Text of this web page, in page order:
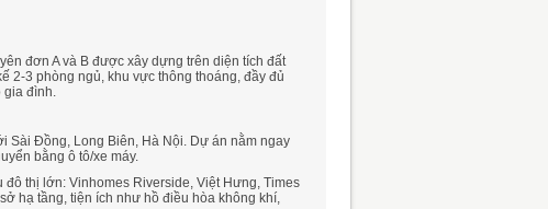
đơn A và B được xây dựng trên diện tích đất
2-3 phòng ngủ, khu vực thông thoáng, đầy đủ
gia đình.
Sài Đồng, Long Biên, Hà Nội. Dự án nằm ngay
bằng ô tô/xe máy.
thị lớn: Vinhomes Riverside, Việt Hưng, Times
hạ tầng, tiện ích như hồ điều hòa không khí,